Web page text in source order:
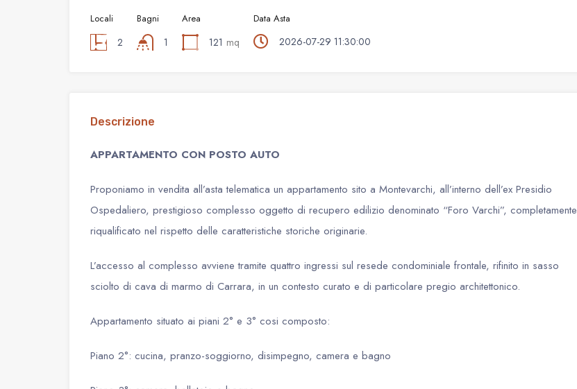
Locali
2
Bagni
1
Area
121 mq
Data Asta
2026-07-29 11:30:00
Descrizione
APPARTAMENTO CON POSTO AUTO
Proponiamo in vendita all’asta telematica un appartamento sito a Montevarchi, all’interno dell’ex Presidio
Ospedaliero, prestigioso complesso oggetto di recupero edilizio denominato “Foro Varchi”, completamente
riqualificato nel rispetto delle caratteristiche storiche originarie.
L’accesso al complesso avviene tramite quattro ingressi sul resede condominiale frontale, rifinito in sasso
sciolto di cava di marmo di Carrara, in un contesto curato e di particolare pregio architettonico.
Appartamento situato ai piani 2° e 3° cosi composto:
Piano 2°: cucina, pranzo-soggiorno, disimpegno, camera e bagno